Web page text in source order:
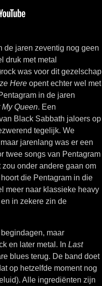
de jaren zeventig nog geen
druk met metal
was voor dit gezelschap
Hereopent echter wel met
in de jaren
Queen. Een
Black Sabbath jaloers op
tegelijk. We
jarenlang was er een
twee songs van Pentagram
onder andere gaan om
die Pentagram in die
meer naar klassieke heavy
in zekere zin de
maar
en later metal. In Last
blues terug. De band doet
op hetzelfde moment nog
Alle ingrediënten zijn